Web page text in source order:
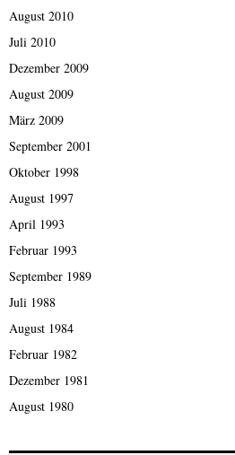
August 2010
Juli 2010
Dezember 2009
August 2009
März 2009
September 2001
Oktober 1998
August 1997
April 1993
Februar 1993
September 1989
Juli 1988
August 1984
Februar 1982
Dezember 1981
August 1980